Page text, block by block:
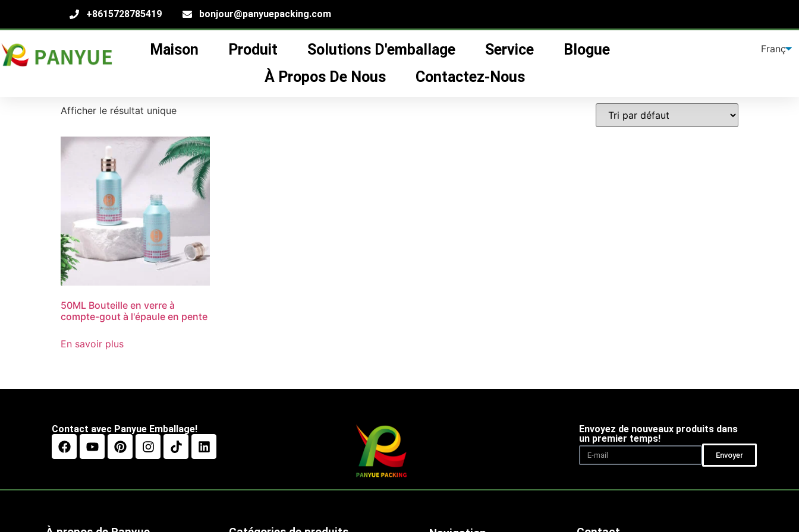
+8615728785419 bonjour@panyuepacking.com
Maison Produit Solutions D'emballage Service
Blogue
À Propos De Nous
Contactez-Nous
Maison / produit / Produits identifiés "dropper bottle
Afficher le résultat unique
50ML Bouteille en verre à
compte-gout à l'épaule en pente
En savoir plus
Contact avec Panyue Emballage!
Envoyez de nouveaux produits dans
un premier temps!
Envoyer